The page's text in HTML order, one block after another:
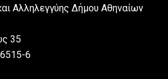
Αλληλεγγύης Δήμου Αθηναίων
35
6